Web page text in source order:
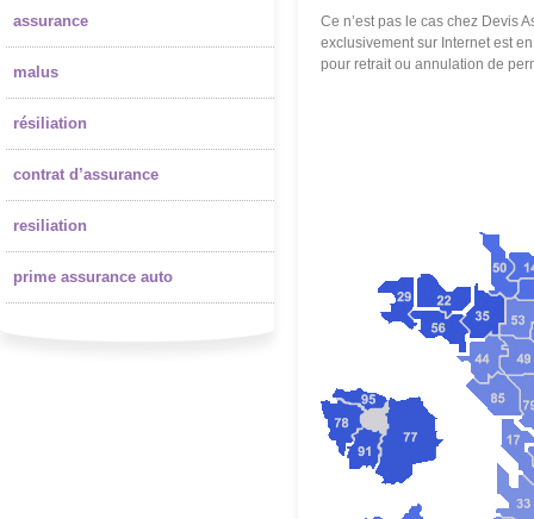
Ce n’est pas le cas chez Devis
exclusivement sur Internet est
pour retrait ou annulation de
assurance
malus
résiliation
contrat d’assurance
resiliation
prime assurance auto